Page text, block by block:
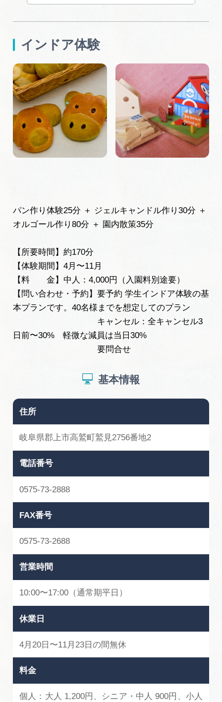
インドア体験
パン作り体験25分 ＋ ジェルキャンドル作り30分 ＋
オルゴール作り80分 ＋ 園内散策35分
【所要時間】約170分
【体験期間】4⽉〜11⽉
【料 金】中人：4,000円（入園料別途要）
【問い合わせ・予約】要予約 学生インドア体験の基
本プランです。40名様までを想定してのプラン
キャンセル：全キャンセル3
⽇前〜30% 軽微な減員は当⽇30%
要問合せ
基本情報
住所
岐阜県郡上市高鷲町鷲⾒2756番地2
電話番号
0575-73-2888
FAX番号
0575-73-2688
営業時間
10:00〜17:00（通常期平⽇）
休業日
4⽉20⽇〜11⽉23⽇の間無休
料金
個人：大人 1,200円、シニア・中人 900円、小人